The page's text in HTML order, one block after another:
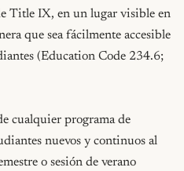
Title IX, en un lugar visible en
que sea fácilmente accesible
(Education Code 234.6;
cualquier programa de
nuevos y continuos al
o sesión de verano